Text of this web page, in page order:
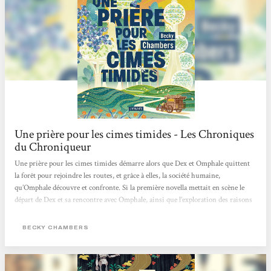
Une prière pour les cimes timides - Les Chroniques
du Chroniqueur
Une prière pour les cimes timides démarre alors que Dex et Omphale quittent
la forêt pour rejoindre les routes, et grâce à elles, la société humaine,
qu’Omphale découvre et confronte. Si la première novella mettait en scène le
départ de Dex et sa rencontre avec Omphale, ainsi que l’exploration des raisons
faisait plus sens pour lui, ce deuxième volume traite de son retour en
des projecteurs, l’arrivée d’un...
BECKY CHAMBERS